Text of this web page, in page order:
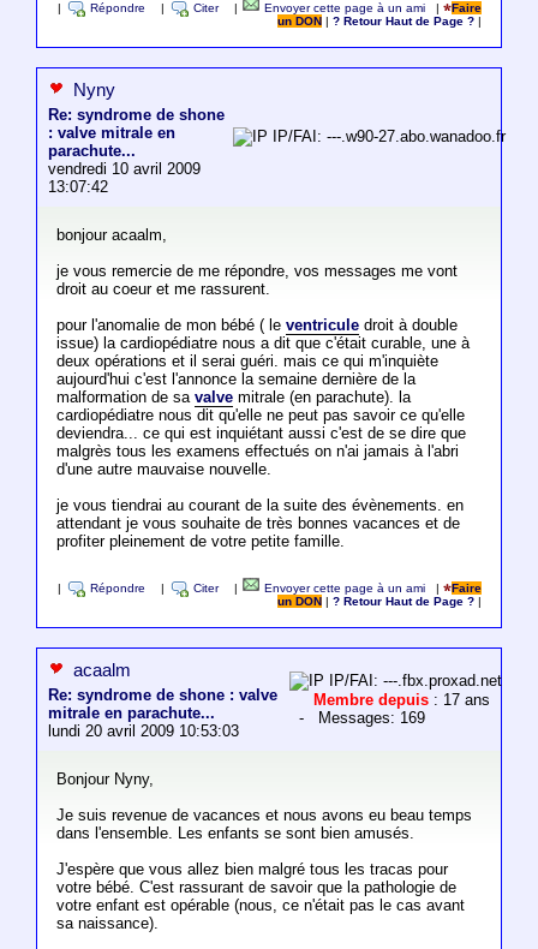
Répondre Citer Envoyer cette page à un ami |
Faire
un DON
|? Retour Haut de Page ?
Nyny
Re: syndrome de shone
: valve mitrale en
parachute...
vendredi 10 avril 2009
13:07:42
IP/FAI: ---.w90-27.abo.wanadoo.fr
bonjour acaalm,
je vous remercie de me répondre, vos messages me vont
droit au coeur et me rassurent.
pour l'anomalie de mon bébé ( le ventriculedroit à double
issue) la cardiopédiatre nous a dit que c'était curable, une à
deux opérations et il serai guéri. mais ce qui m'inquiète
aujourd'hui c'est l'annonce la semaine dernière de la
malformation de sa valvemitrale (en parachute). la
cardiopédiatre nous dit qu'elle ne peut pas savoir ce qu'elle
deviendra... ce qui est inquiétant aussi c'est de se dire que
malgrès tous les examens effectués on n'ai jamais à l'abri
d'une autre mauvaise nouvelle.
je vous tiendrai au courant de la suite des évènements. en
attendant je vous souhaite de très bonnes vacances et de
profiter pleinement de votre petite famille.
Répondre Citer Envoyer cette page à un ami |
Faire
un DON
|? Retour Haut de Page ?
acaalm
Re: syndrome de shone : valve
mitrale en parachute...
lundi 20 avril 2009 10:53:03
IP/FAI: ---.fbx.proxad.net
Membre depuis : 17 ans
- Messages: 169
Bonjour Nyny,
Je suis revenue de vacances et nous avons eu beau temps
dans l'ensemble. Les enfants se sont bien amusés.
J'espère que vous allez bien malgré tous les tracas pour
votre bébé. C'est rassurant de savoir que la pathologie de
votre enfant est opérable (nous, ce n'était pas le cas avant
sa naissance).